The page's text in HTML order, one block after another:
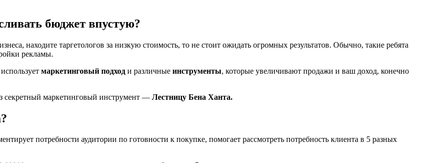
бюджет впустую?
находите таргетологов за низкую стоимость, то не стоит ожидать огромных результатов. Обычно, такие ребята
рекламы.
маркетинговый подход и различные инструменты, которые увеличивают продажи и ваш доход, конечно
секретный маркетинговый инструмент — Лестницу Бена Ханта.
потребности аудитории по готовности к покупке, помогает рассмотреть потребность клиента в 5 разных